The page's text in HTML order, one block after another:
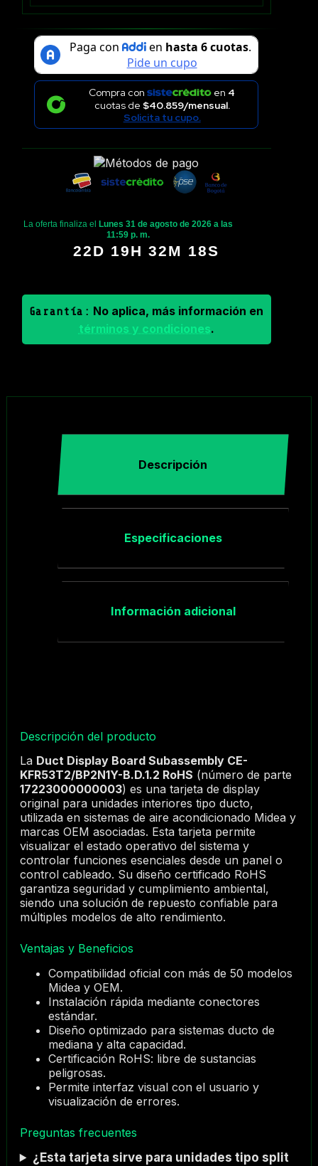
Compra con en 4
cuotas de $40.859/mensual.
Solicita tu cupo.
La oferta finaliza el
Lunes 31 de agosto de 2026 a las
11:59 p. m.
22D 19H 32M 17S
Garantía: No aplica, más información en
términos y condiciones.
Descripción
Especificaciones
Información adicional
Descripción del producto
La Duct Display Board Subassembly CE-
KFR53T2/BP2N1Y-B.D.1.2 RoHS (número de parte
17223000000003) es una tarjeta de display
original para unidades interiores tipo ducto,
utilizada en sistemas de aire acondicionado Midea y
marcas OEM asociadas. Esta tarjeta permite
visualizar el estado operativo del sistema y
controlar funciones esenciales desde un panel o
control cableado. Su diseño certificado RoHS
garantiza seguridad y cumplimiento ambiental,
siendo una solución de repuesto confiable para
múltiples modelos de alto rendimiento.
Ventajas y Beneficios
Compatibilidad oficial con más de 50 modelos
Midea y OEM.
Instalación rápida mediante conectores
estándar.
Diseño optimizado para sistemas ducto de
mediana y alta capacidad.
Certificación RoHS: libre de sustancias
peligrosas.
Permite interfaz visual con el usuario y
visualización de errores.
Preguntas frecuentes
¿Esta tarjeta sirve para unidades tipo split